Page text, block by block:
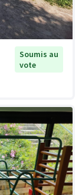
Soumis au
vote